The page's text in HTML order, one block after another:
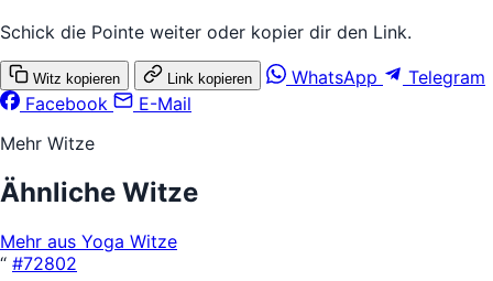
Schick die Pointe weiter oder kopier dir den Link.
Witz kopieren Link kopieren WhatsApp
Telegram
Facebook
E-Mail
Mehr Witze
Ähnliche Witze
Mehr aus Yoga Witze
“ #72802